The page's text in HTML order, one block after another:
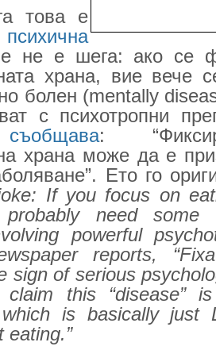
това е
не е шега: ако се
храна, вие вече
болен (mentally
с психотропни
:
храна може да е
Ето го
If you focus on
probably need
powerful
reports,
sign of serious
this “disease”
is basically just
eating.”